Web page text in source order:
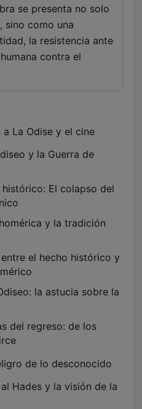
se presenta no solo
sino como una
la resistencia ante
contra el
La Odise y el cine
y la Guerra de
El colapso del
y la tradición
el hecho histórico y
la astucia sobre la
del regreso: de los
de lo desconocido
Hades y la visión de la